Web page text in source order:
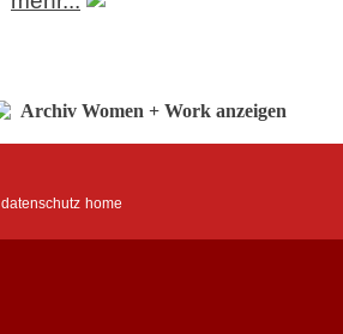
Archiv Women + Work anzeigen
datenschutz home